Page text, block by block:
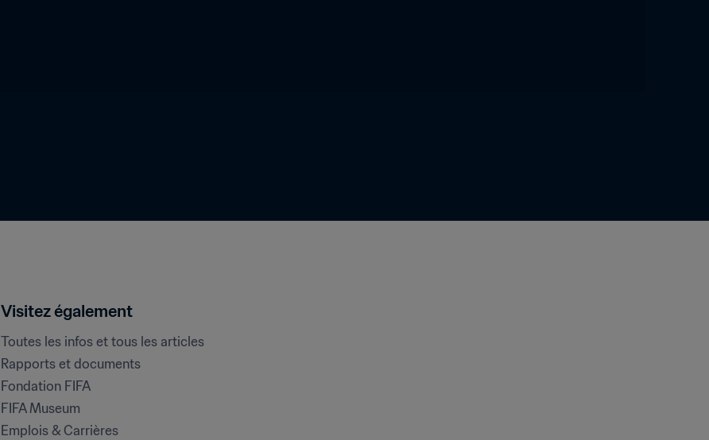
Visitez également
Toutes les infos et tous les articles
Rapports et documents
Fondation FIFA
FIFA Museum
Emplois & Carrières